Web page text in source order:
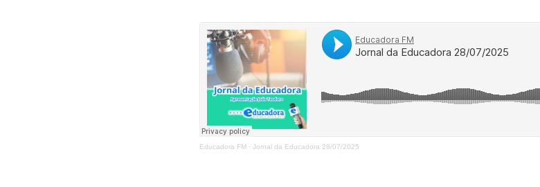
Educadora FM · Jornal da Educadora 28/07/2025